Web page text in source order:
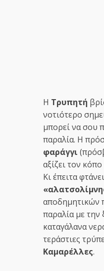
Η Τρυπητή
νοτιότερο
μπορεί να σου
παραλία. Η
φαράγγι
αξίζει τον
Κι έπειτα
αποδημητικών
παραλία με την
καταγάλανα
τεράστιες
Καμαρέλλες.